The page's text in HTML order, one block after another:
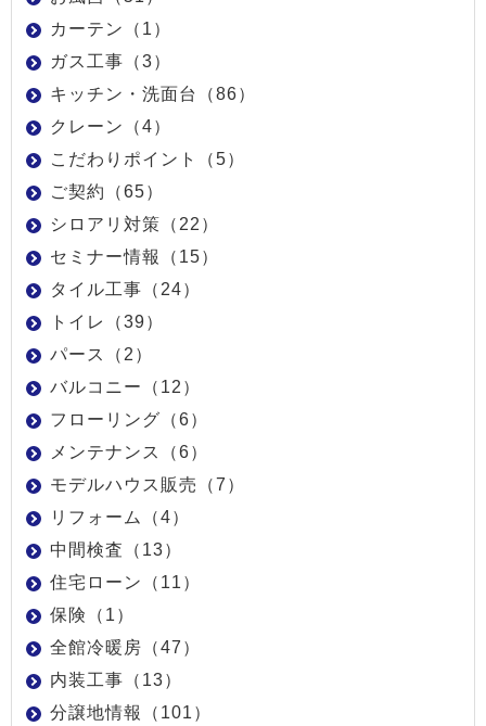
カーテン（1）
ガス工事（3）
キッチン・洗面台（86）
クレーン（4）
こだわりポイント（5）
ご契約（65）
シロアリ対策（22）
セミナー情報（15）
タイル工事（24）
トイレ（39）
パース（2）
バルコニー（12）
フローリング（6）
メンテナンス（6）
モデルハウス販売（7）
リフォーム（4）
中間検査（13）
住宅ローン（11）
保険（1）
全館冷暖房（47）
内装工事（13）
分譲地情報（101）